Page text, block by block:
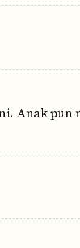
Anak pun